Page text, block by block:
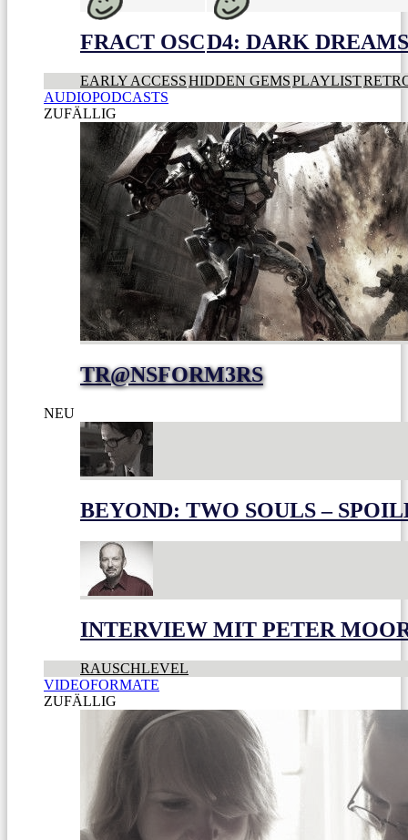
FRACT OSCD4: DARK
EARLY ACCESSHIDDEN GEMSPLAYLIST
AUDIOPODCASTS
ZUFÄLLIG
TR@NSFORM3RS
NEU
BEYOND: TWO SOULS –
INTERVIEW MIT PETER
RAUSCHLEVEL
VIDEOFORMATE
ZUFÄLLIG